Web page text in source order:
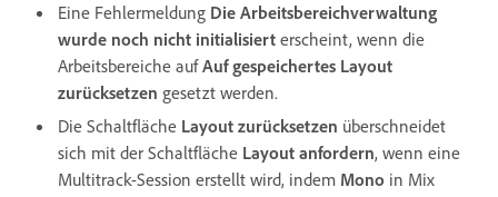
Eine Fehlermeldung Die Arbeitsbereichverwaltung
wurde noch nicht initialisiert erscheint, wenn die
Arbeitsbereiche aufAuf gespeichertes Layout
zurücksetzen gesetzt werden.
Die Schaltfläche Layout zurücksetzen überschneidet
sich mit der Schaltfläche Layout anfordern, wenn eine
Multitrack-Session erstellt wird, indem Mono in Mix